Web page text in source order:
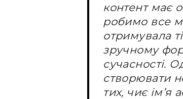
контент має
робимо все
отримувала
зручному
сучасності.
створювати
тих, чиє ім’я